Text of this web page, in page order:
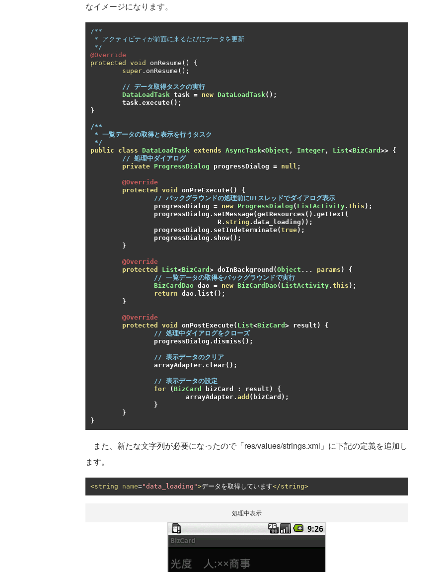
なイメージになります。
/**
*/
@Override
protected
void onResume ()
{
super . onResume ();
// データ取得タスクの実行
DataLoadTask task = new DataLoadTask();
	task
. execute();
}
/**
* 一覧データの取得と表示を行うタスク
*/
public
class DataLoadTask extends AsyncTask<Object , Integer , List<BizCard >> {
// 処理中ダイアログ
private ProgressDialog progressDialog = null ;
@Override
protected
void onPreExecute()
{
// バックグラウンドの処理前にUIスレッドでダイアログ表示
		progressDialog
= new ProgressDialog ( ListActivity. this );
		progressDialog
. setMessage(getResources (). getText (
				R
. string . data_loading ));
		progressDialog
. setIndeterminate(true);
		progressDialog
. show();
}
@Override
protected
List<BizCard > doInBackground (Object ... params )
{
// 一覧データの取得をバックグラウンドで実行
BizCardDao dao = new BizCardDao( ListActivity. this );
return dao. list ();
}
@Override
protected
void onPostExecute( List<BizCard > result )
{
// 処理中ダイアログをクローズ
		progressDialog
. dismiss ();
// 表示データのクリア
		arrayAdapter
. clear();
// 表示データの設定
for
(BizCard bizCard : result )
{
			arrayAdapter
. add ( bizCard );
}
}
}
また、新たな文字列が必要になったので「res/values/strings.xml」に下記の定義を追加し
ます。
<string name="data_loading">データを取得しています</string>
処理中表示